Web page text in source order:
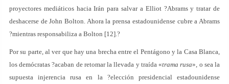
proyectores mediáticos hacia Irán para salvar a Elliot ?Abrams y tratar de
deshacerse de John Bolton. Ahora la prensa estadounidense cubre a Abrams
?mientras responsabiliza a Bolton [12].?
Por su parte, al ver que hay una brecha entre el Pentágono y la Casa Blanca,
los demócratas ?acaban de retomar la llevada y traída «trama rusa», o sea la
supuesta injerencia rusa en la ?elección presidencial estadounidense